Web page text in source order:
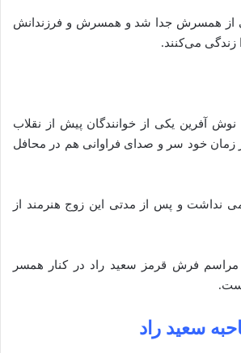
از همسرش جدا شد و همسرش و فرزندانش
زندگی می‌کنند.
آفرین یکی از خوانندگان پیش از نقلاب
زمان خود سر و صدای فراوانی هم در محافل
نداشت و پس از مدتی این زوج هنرمند از
مراسم فرش قرمز سعید راد در کنار همسر
سعید راد